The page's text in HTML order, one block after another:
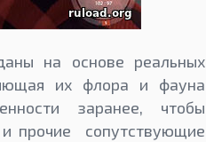
на основе реальных
их флора и фауна
заранее, чтобы
и прочие сопутствующие